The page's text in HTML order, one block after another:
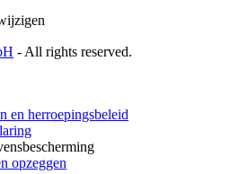
- All rights reserved.
en herroepingsbeleid
opzeggen